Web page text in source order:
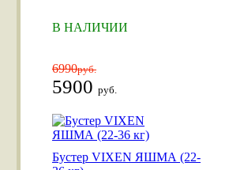
В НАЛИЧИИ
6990руб.
5900 руб.
Бустер VIXEN ЯШМА (22-